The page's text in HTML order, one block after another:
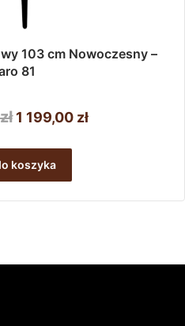
103 cm Nowoczesny –
81
zł Pierwotna
wynosiła:
1
599,00 zł.
1 199,00 złAktualna
199,00 zł.
koszyka